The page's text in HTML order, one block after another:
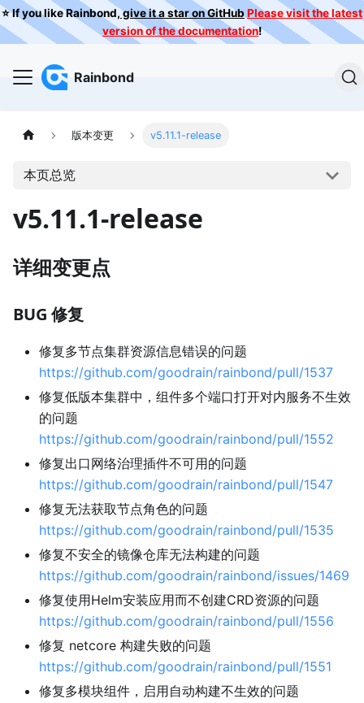
⭐️ If you like Rainbond,give it a star on GitHub Please visit the latest
version of the documentation!
Rainbond
版本变更 v5.11.1-release
本页总览
v5.11.1-release
详细变更点
BUG 修复
修复多节点集群资源信息错误的问题
https://github.com/goodrain/rainbond/pull/1537
修复低版本集群中，组件多个端口打开对内服务不生效
的问题
https://github.com/goodrain/rainbond/pull/1552
修复出口网络治理插件不可用的问题
https://github.com/goodrain/rainbond/pull/1547
修复无法获取节点角色的问题
https://github.com/goodrain/rainbond/pull/1535
修复不安全的镜像仓库无法构建的问题
https://github.com/goodrain/rainbond/issues/1469
修复使用Helm安装应用而不创建CRD资源的问题
https://github.com/goodrain/rainbond/pull/1556
修复 netcore 构建失败的问题
https://github.com/goodrain/rainbond/pull/1551
修复多模块组件，启用自动构建不生效的问题